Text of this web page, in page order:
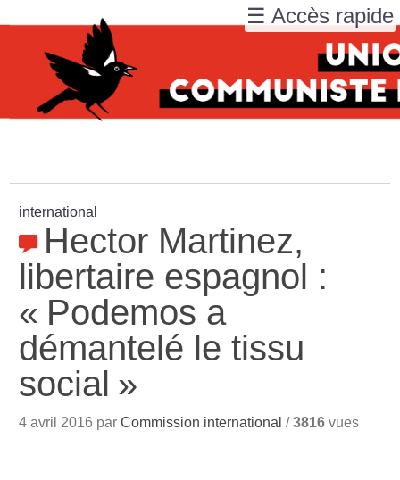
international
Hector Martinez,
libertaire espagnol :
« Podemos a
démantelé le tissu
social »
4 avril 2016 parCommission international /3816 vues
☰ Accès rapide